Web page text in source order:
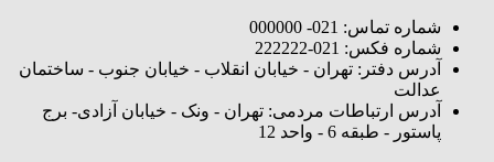
شماره تماس: 021- 000000
شماره فکس: 021-222222
آدرس دفتر: تهران - خیابان انقلاب - خیابان جنوب - ساختمان
عدالت
آدرس ارتباطات مردمی: تهران - ونک - خیابان آزادی- برج
پاستور - طبقه 6 - واحد 12